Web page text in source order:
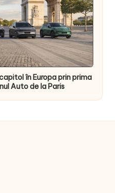
în Europa prin prima
Auto de la Paris